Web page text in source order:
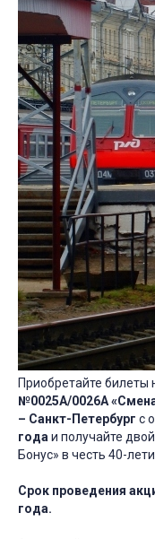
Приобретайте билеты
№0025А/0026А
– Санкт-Петербург с
года и получайте
Бонус» в честь 40-
Срок проведения
года.